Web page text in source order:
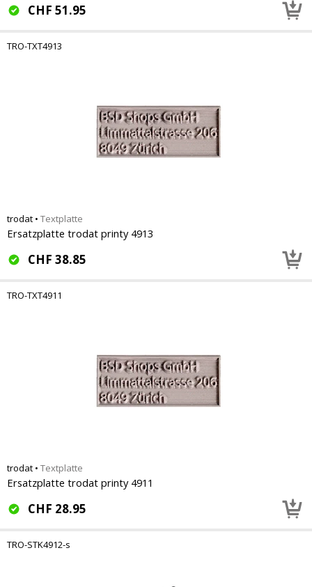
CHF 51.95
TRO-TXT4913
trodat • Textplatte
Ersatzplatte trodat printy 4913
CHF 38.85
TRO-TXT4911
trodat • Textplatte
Ersatzplatte trodat printy 4911
CHF 28.95
TRO-STK4912-s